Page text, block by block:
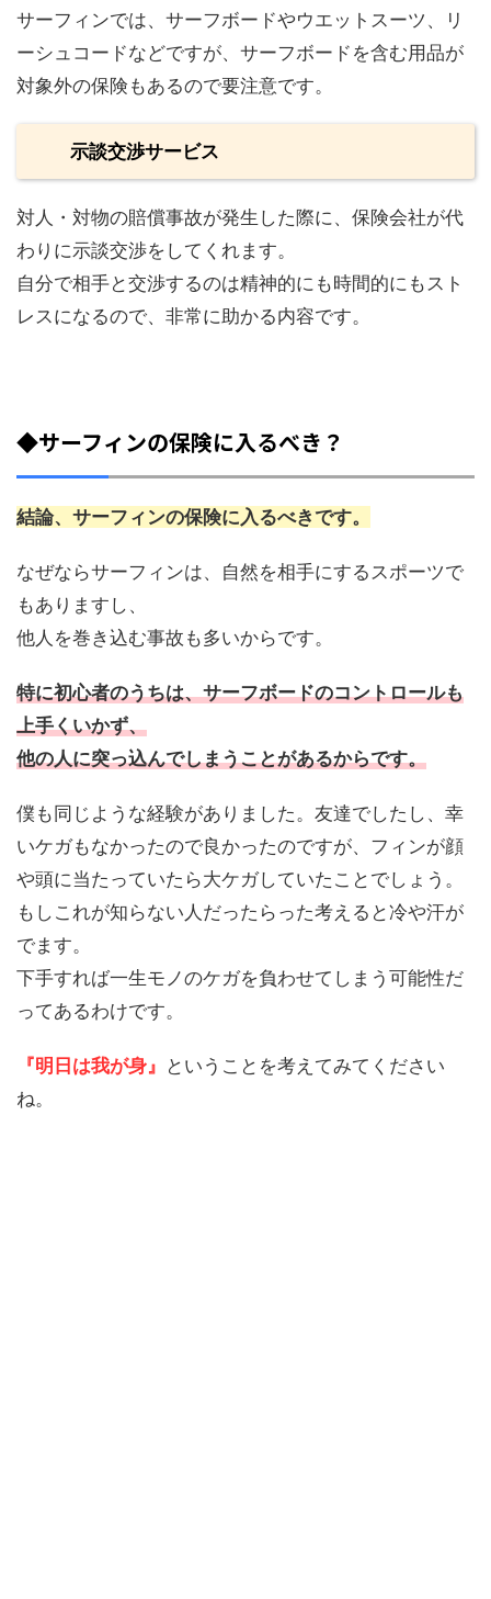
サーフィンでは、サーフボードやウエットスーツ、リ
ーシュコードなどですが、サーフボードを含む用品が
対象外の保険もあるので要注意です。
示談交渉サービス
対人・対物の賠償事故が発生した際に、保険会社が代
わりに示談交渉をしてくれます。
自分で相手と交渉するのは精神的にも時間的にもスト
レスになるので、非常に助かる内容です。
◆サーフィンの保険に入るべき？
結論、サーフィンの保険に入るべきです。
なぜならサーフィンは、自然を相手にするスポーツで
もありますし、
他人を巻き込む事故も多いからです。
特に初心者のうちは、サーフボードのコントロールも
上手くいかず、
他の人に突っ込んでしまうことがあるからです。
僕も同じような経験がありました。友達でしたし、幸
いケガもなかったので良かったのですが、フィンが顔
や頭に当たっていたら大ケガしていたことでしょう。
もしこれが知らない人だったらった考えると冷や汗が
でます。
下手すれば一生モノのケガを負わせてしまう可能性だ
ってあるわけです。
『明日は我が身』 ということを考えてみてください
ね。